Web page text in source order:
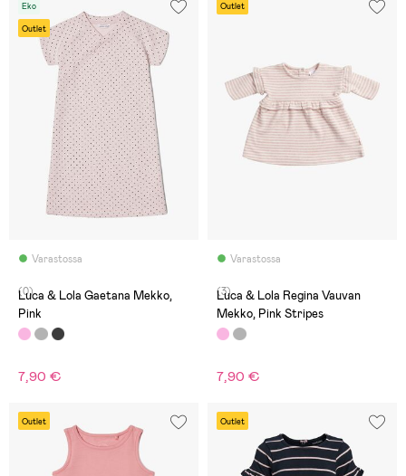
Eko
Outlet
Varastossa
(0)
Luca & Lola Gaetana Mekko,
Pink
7,90 €
Outlet
Varastossa
(3)
Luca & Lola Regina Vauvan
Mekko, Pink Stripes
7,90 €
Outlet Outlet